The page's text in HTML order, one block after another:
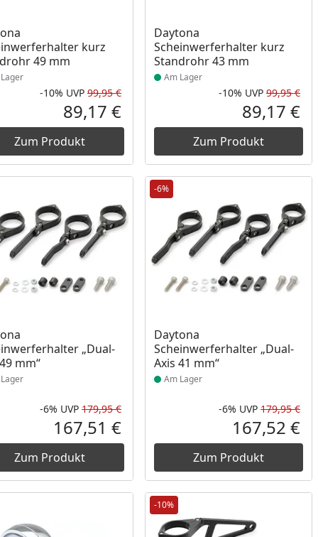
kurz
49 mm
am Lager
Rabatt in Prozent
-10%
Ursprünglicher Preis
UVP 99,95 €
Aktueller Preis
89,17 €
Zum Produkt
Daytona
Scheinwerferhalter kurz
Standrohr 43 mm
Produkt am Lager
Am Lager
-10% UVP 99,95 €
89,17 €
Zum Produkt
Preis
„Dual-
mm“
am Lager
Rabatt in Prozent
-6%
Ursprünglicher Preis
UVP 179,95 €
Aktueller Preis
167,51 €
Zum Produkt
-6%
Daytona
Scheinwerferhalter „Dual-
Axis 41 mm“
Produkt am Lager
Am Lager
-6% UVP 179,95 €
167,52 €
Zum Produkt
-10%